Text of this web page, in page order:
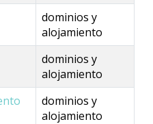
dominios y
alojamiento
dominios y
alojamiento
dominios y
alojamiento